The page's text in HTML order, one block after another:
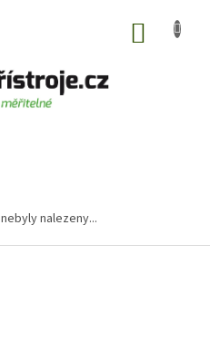
nebyly nalezeny...